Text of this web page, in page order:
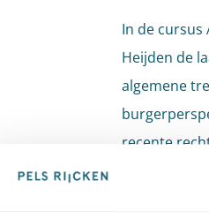
In de
Heijden de
algemene
recente